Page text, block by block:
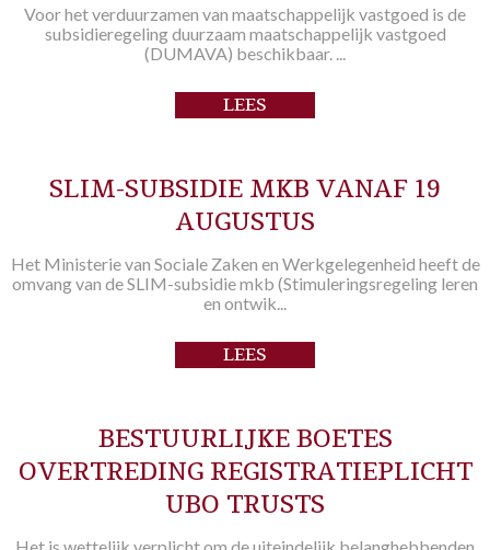
Voor het verduurzamen van maatschappelijk vastgoed is de
subsidieregeling duurzaam maatschappelijk vastgoed
(DUMAVA) beschikbaar. ...
LEES
SLIM-SUBSIDIE MKB VANAF 19
AUGUSTUS
Het Ministerie van Sociale Zaken en Werkgelegenheid heeft de
omvang van de SLIM-subsidie mkb (Stimuleringsregeling leren
en ontwik...
LEES
BESTUURLIJKE BOETES
OVERTREDING REGISTRATIEPLICHT
UBO TRUSTS